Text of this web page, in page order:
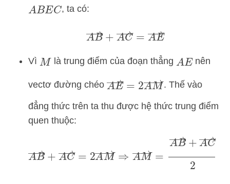
ABEC , ta có:
AB→+AC→= AE→
Vì M là trung điểm của đoạn thẳng AE nên
vectơ đường chéo AE→= 2AM→
. Thế vào
đẳng thức trên ta thu được hệ thức trung điểm
quen thuộc:
AB→+ AC→